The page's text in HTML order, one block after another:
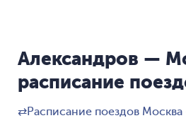
Александров —
расписание
⇄Расписание поездов